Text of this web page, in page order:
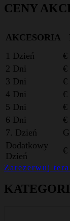
CENY
AKCESORIA
1 Dzień
€
2 Dni
€
3 Dni
€
4 Dni
€
5 Dni
€
6 Dni
€
7. Dzień
Dodatkowy
Dzień
€
Zarezerwuj